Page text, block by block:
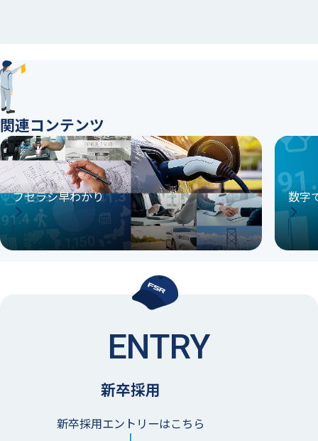
関連コンテンツ
フセラシ早わかり 数字
ENTRY
新卒採用
新卒採用エントリーはこちら